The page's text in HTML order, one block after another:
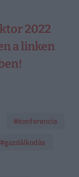
2022
a linken
#konferencia
#gazdálkodás